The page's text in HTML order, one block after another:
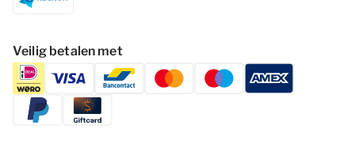
Veilig betalen met